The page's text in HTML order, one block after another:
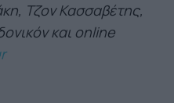
Τζον Κασσαβέτης,
και online